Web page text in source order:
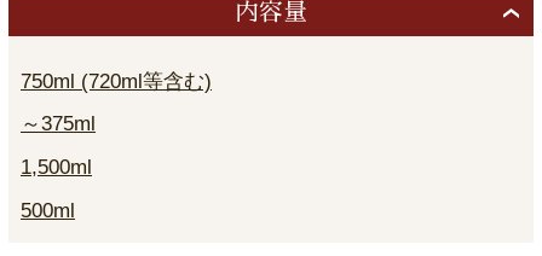
内容量
750ml (720ml等含む)
～375ml
1,500ml
500ml